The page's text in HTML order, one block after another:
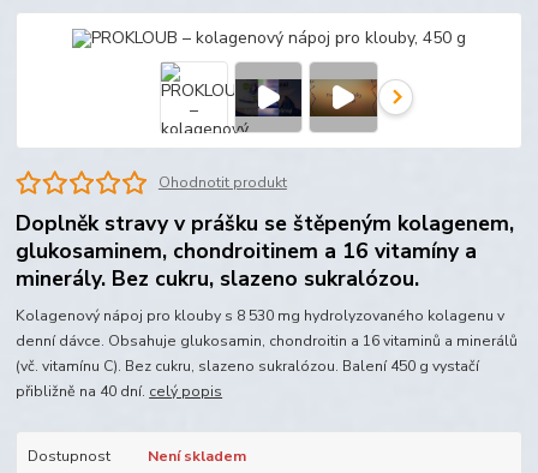
Ohodnotit produkt
Doplněk stravy v prášku se štěpeným kolagenem,
glukosaminem, chondroitinem a 16 vitamíny a
minerály. Bez cukru, slazeno sukralózou.
Kolagenový nápoj pro klouby s 8 530 mg hydrolyzovaného kolagenu v
denní dávce. Obsahuje glukosamin, chondroitin a 16 vitaminů a minerálů
(vč. vitamínu C). Bez cukru, slazeno sukralózou. Balení 450 g vystačí
přibližně na 40 dní. celý popis
Dostupnost
Není skladem